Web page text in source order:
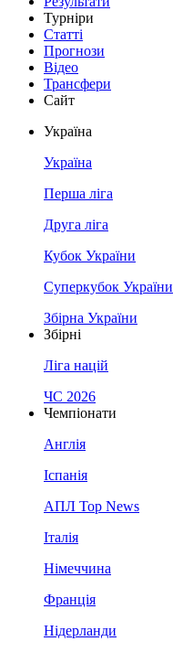
Турніри
Статті
Прогнози
Відео
Трансфери
Сайт
Україна
Україна
Перша ліга
Друга ліга
Кубок України
Суперкубок України
Збірна України
Збірні
Ліга націй
ЧС 2026
Чемпіонати
Англія
Іспанія
АПЛ Top News
Італія
Німеччина
Франція
Нідерланди